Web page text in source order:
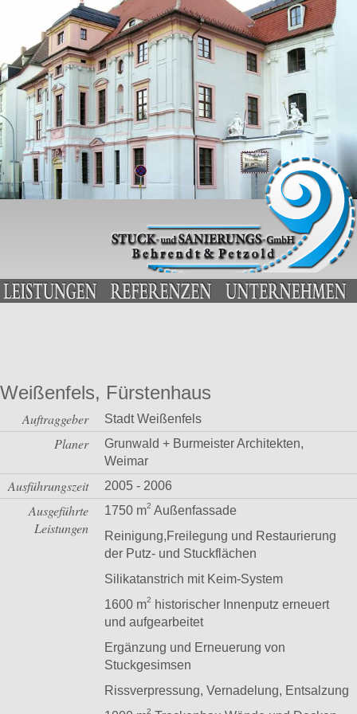
Weißenfels, Fürstenhaus
Auftraggeber Stadt Weißenfels
Planer
Grunwald + Burmeister Architekten,
Weimar
Ausführungszeit 2005 - 2006
Ausgeführte
Leistungen
1750 m2 Außenfassade
Reinigung,Freilegung und Restaurierung
der Putz- und Stuckflächen
Silikatanstrich mit Keim-System
1600 m2
historischer Innenputz erneuert
und aufgearbeitet
Ergänzung und Erneuerung von
Stuckgesimsen
Rissverpressung, Vernadelung, Entsalzung
2